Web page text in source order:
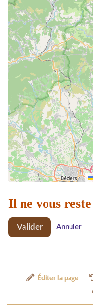
Il ne vous
Valider Annuler
Éditer la page